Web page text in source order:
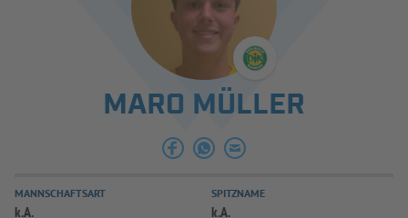
SPIELBETRIEB & VERBANDSLEBEN
AUSBILDUNG & FÖRDERUNG
MARO MÜLLER
MANNSCHAFTSART
k.A.
SPITZNAME
k.A.